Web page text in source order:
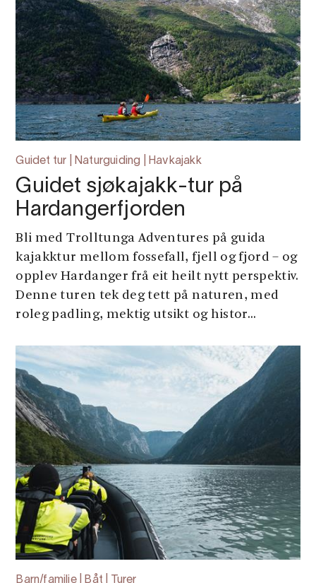
Guidet tur | Naturguiding | Havkajakk
Guidet sjøkajakk-tur på
Hardangerfjorden
Bli med Trolltunga Adventures på guida
kajakktur mellom fossefall, fjell og fjord – og
opplev Hardanger frå eit heilt nytt perspektiv.
Denne turen tek deg tett på naturen, med
roleg padling, mektig utsikt og histor...
Barn/familie | Båt | Turer